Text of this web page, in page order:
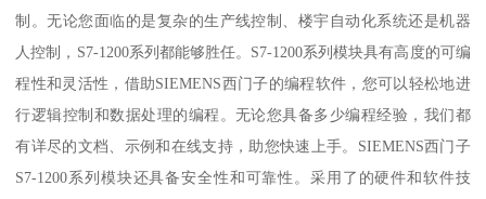
制。无论您面临的是复杂的生产线控制、楼宇自动化系统还是机器
人控制，S7-1200系列都能够胜任。S7-1200系列模块具有高度的可编
程性和灵活性，借助SIEMENS西门子的编程软件，您可以轻松地进
行逻辑控制和数据处理的编程。无论您具备多少编程经验，我们都
有详尽的文档、示例和在线支持，助您快速上手。SIEMENS西门子
S7-1200系列模块还具备安全性和可靠性。采用了的硬件和软件技